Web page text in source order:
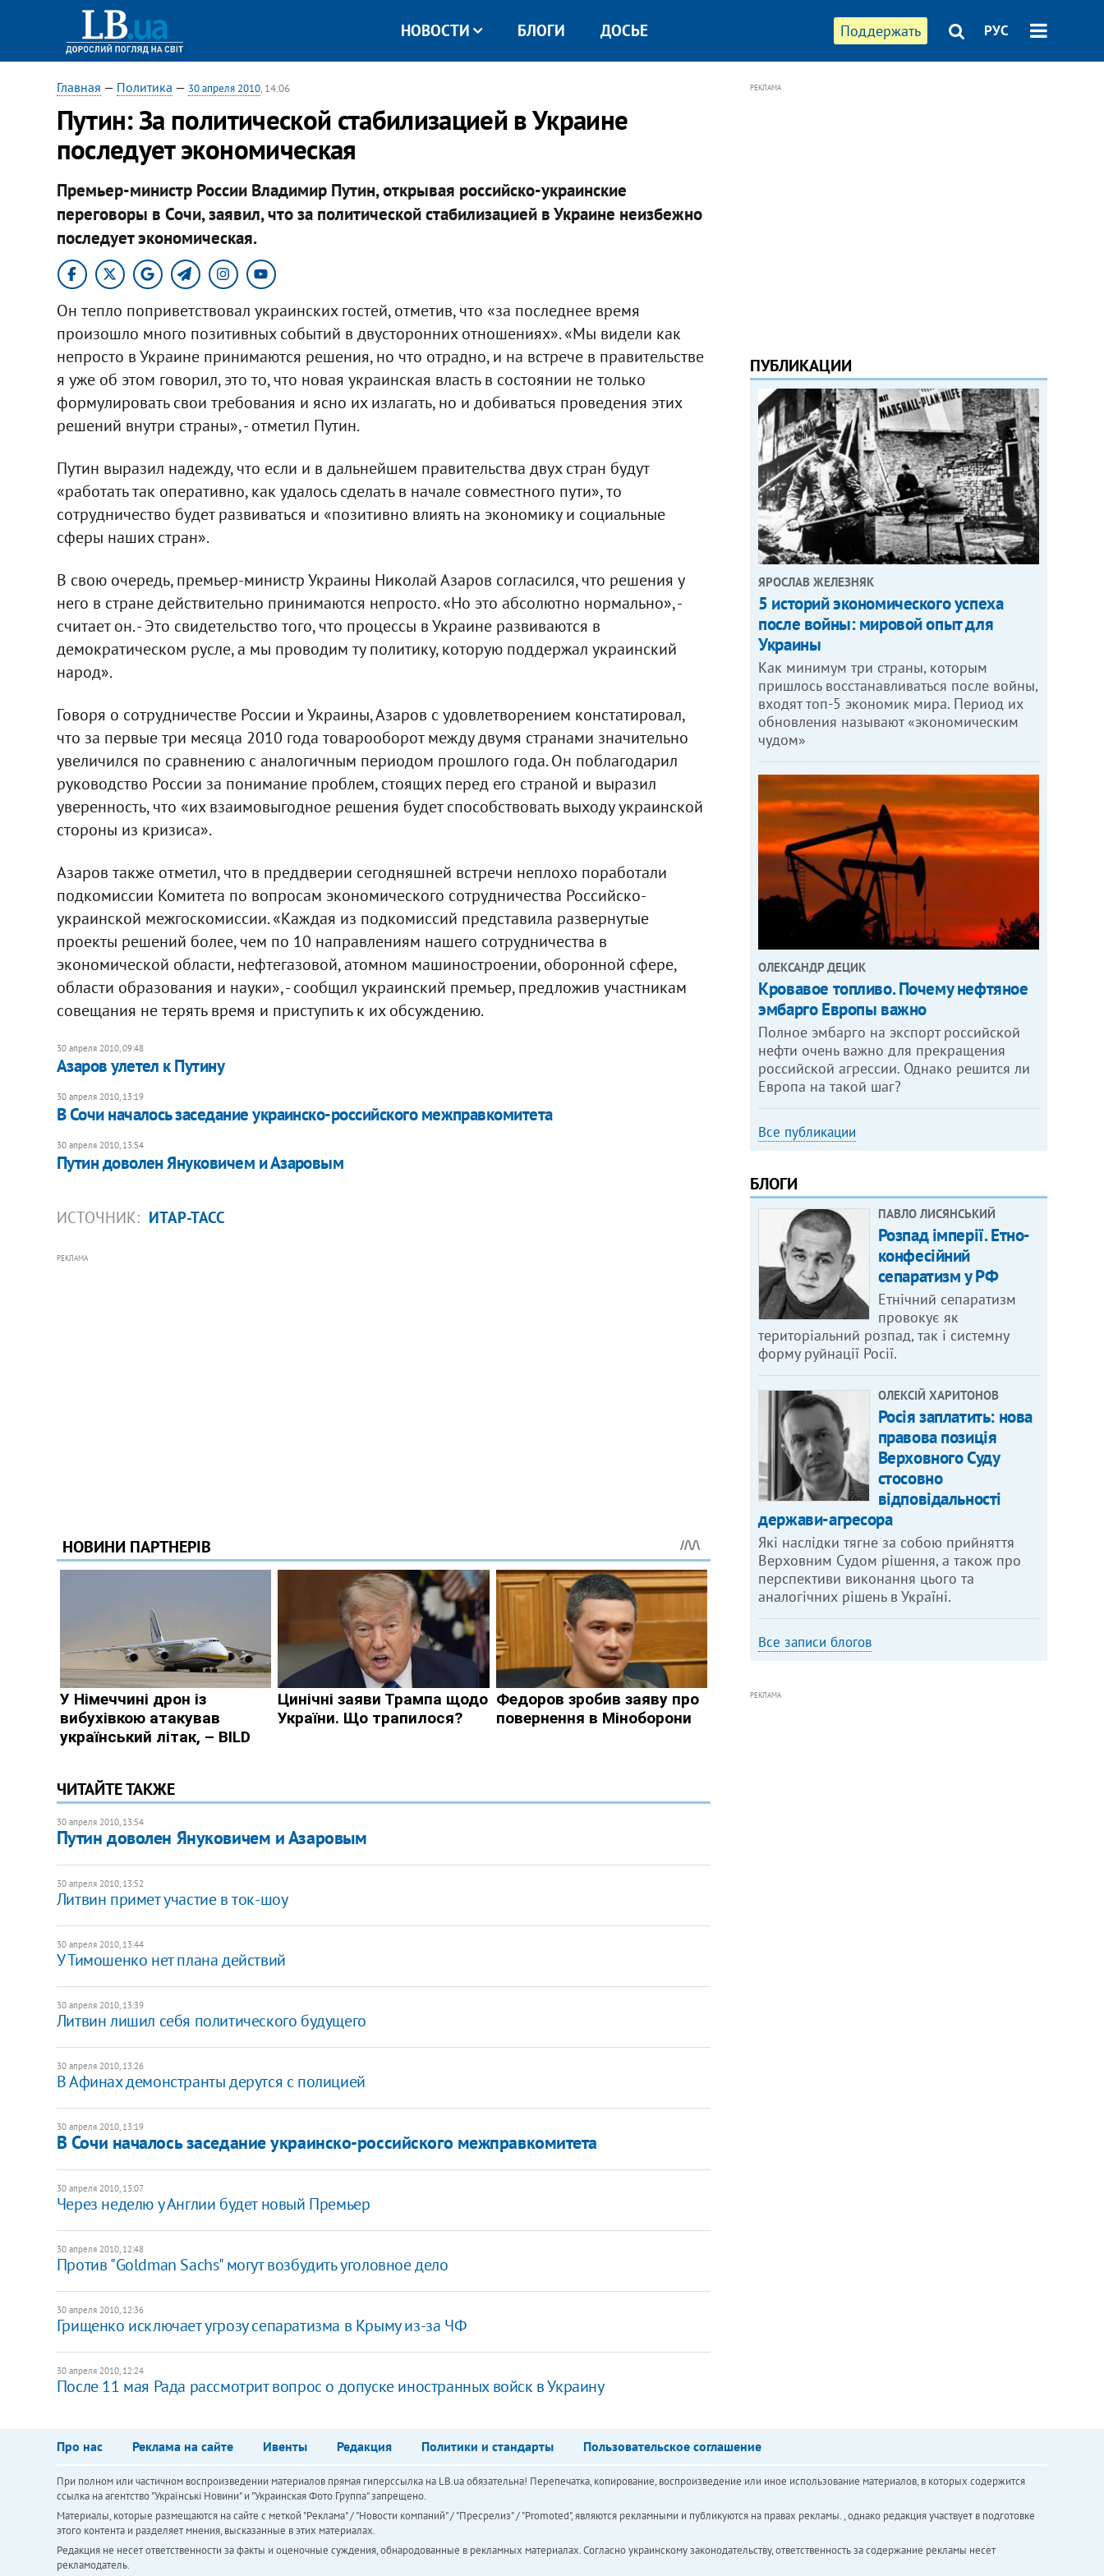
Поддержать РУС
НОВОСТИ БЛОГИ ДОСЬЕ
Главная — Политика — 30 апреля 2010, 14:06
Путин: За политической стабилизацией в Украине
последует экономическая
Премьер-министр России Владимир Путин, открывая российско-украинские
переговоры в Сочи, заявил, что за политической стабилизацией в Украине неизбежно
последует экономическая.
Он тепло поприветствовал украинских гостей, отметив, что «за последнее время
произошло много позитивных событий в двусторонних отношениях». «Мы видели как
непросто в Украине принимаются решения, но что отрадно, и на встрече в правительстве
я уже об этом говорил, это то, что новая украинская власть в состоянии не только
формулировать свои требования и ясно их излагать, но и добиваться проведения этих
решений внутри страны», - отметил Путин.
Путин выразил надежду, что если и в дальнейшем правительства двух стран будут
«работать так оперативно, как удалось сделать в начале совместного пути», то
сотрудничество будет развиваться и «позитивно влиять на экономику и социальные
сферы наших стран».
В свою очередь, премьер-министр Украины Николай Азаров согласился, что решения у
него в стране действительно принимаются непросто. «Но это абсолютно нормально», -
считает он. - Это свидетельство того, что процессы в Украине развиваются в
демократическом русле, а мы проводим ту политику, которую поддержал украинский
народ».
Говоря о сотрудничестве России и Украины, Азаров с удовлетворением констатировал,
что за первые три месяца 2010 года товарооборот между двумя странами значительно
увеличился по сравнению с аналогичным периодом прошлого года. Он поблагодарил
руководство России за понимание проблем, стоящих перед его страной и выразил
уверенность, что «их взаимовыгодное решения будет способствовать выходу украинской
стороны из кризиса».
Азаров также отметил, что в преддверии сегодняшней встречи неплохо поработали
подкомиссии Комитета по вопросам экономического сотрудничества Российско-
украинской межгоскомиссии. «Каждая из подкомиссий представила развернутые
проекты решений более, чем по 10 направлениям нашего сотрудничества в
экономической области, нефтегазовой, атомном машиностроении, оборонной сфере,
области образования и науки», - сообщил украинский премьер, предложив участникам
совещания не терять время и приступить к их обсуждению.
30 апреля 2010, 09:48
Азаров улетел к Путину
30 апреля 2010, 13:19
В Сочи началось заседание украинско-российского межправкомитета
30 апреля 2010, 13:54
Путин доволен Януковичем и Азаровым
ИСТОЧНИК: ИТАР-ТАСС
РЕКЛАМА
ЧИТАЙТЕ ТАКЖЕ
30 апреля 2010, 13:54
Путин доволен Януковичем и Азаровым
30 апреля 2010, 13:52
Литвин примет участие в ток-шоу
30 апреля 2010, 13:44
У Тимошенко нет плана действий
30 апреля 2010, 13:39
Литвин лишил себя политического будущего
30 апреля 2010, 13:26
В Афинах демонстранты дерутся с полицией
30 апреля 2010, 13:19
В Сочи началось заседание украинско-российского межправкомитета
30 апреля 2010, 13:07
Через неделю у Англии будет новый Премьер
30 апреля 2010, 12:48
Против "Goldman Sachs" могут возбудить уголовное дело
30 апреля 2010, 12:36
Грищенко исключает угрозу сепаратизма в Крыму из-за ЧФ
30 апреля 2010, 12:24
После 11 мая Рада рассмотрит вопрос о допуске иностранных войск в Украину
РЕКЛАМА
ПУБЛИКАЦИИ
ЯРОСЛАВ ЖЕЛЕЗНЯК
5 историй экономического успеха
после войны: мировой опыт для
Украины
Как минимум три страны, которым
пришлось восстанавливаться после войны,
входят топ-5 экономик мира. Период их
обновления называют «экономическим
чудом»
ОЛЕКСАНДР ДЕЦИК
Кровавое топливо. Почему нефтяное
эмбарго Европы важно
Полное эмбарго на экспорт российской
нефти очень важно для прекращения
российской агрессии. Однако решится ли
Европа на такой шаг?
Все публикации
БЛОГИ
ПАВЛО ЛИСЯНСЬКИЙ
Розпад імперії. Етно-
конфесійний
сепаратизм у РФ
Етнічний сепаратизм
провокує як
територіальний розпад, так і системну
форму руйнації Росії.
ОЛЕКСІЙ ХАРИТОНОВ
Росія заплатить: нова
правова позиція
Верховного Суду
стосовно
відповідальності
держави-агресора
Які наслідки тягне за собою прийняття
Верховним Судом рішення, а також про
перспективи виконання цього та
аналогічних рішень в Україні.
Все записи блогов
РЕКЛАМА
Про нас Реклама на сайте Ивенты Редакция Политики и стандарты Пользовательское соглашение
При полном или частичном воспроизведении материалов прямая гиперссылка на LB.ua обязательна! Перепечатка, копирование, воспроизведение или иное использование материалов, в которых содержится
ссылка на агентство "Українськi Новини" и "Украинская Фото Группа" запрещено.
Материалы, которые размещаются на сайте с меткой "Реклама" / "Новости компаний" / "Пресрелиз" / "Promoted", являются рекламными и публикуются на правах рекламы. , однако редакция участвует в подготовке
этого контента и разделяет мнения, высказанные в этих материалах.
Редакция не несет ответственности за факты и оценочные суждения, обнародованные в рекламных материалах. Согласно украинскому законодательству, ответственность за содержание рекламы несет
рекламодатель.